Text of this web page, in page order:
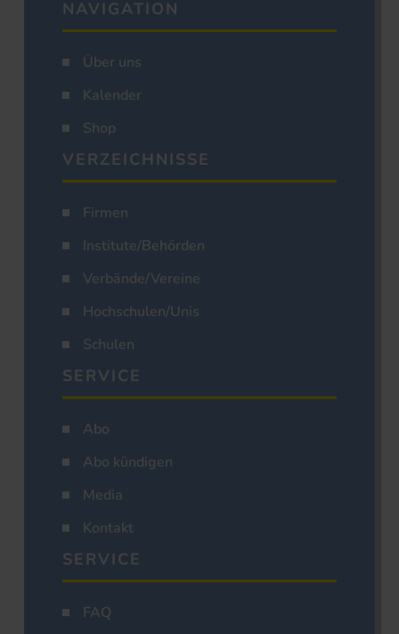
NAVIGATION
Über uns
Kalender
Shop
VERZEICHNISSE
Firmen
Institute/Behörden
Verbände/Vereine
Hochschulen/Unis
Schulen
SERVICE
Abo
Abo kündigen
Media
Kontakt
SERVICE
FAQ